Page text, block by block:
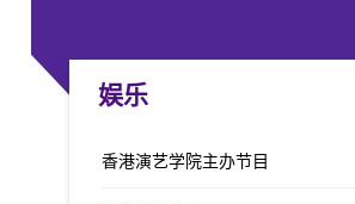
娱乐
香港演艺学院主办节目